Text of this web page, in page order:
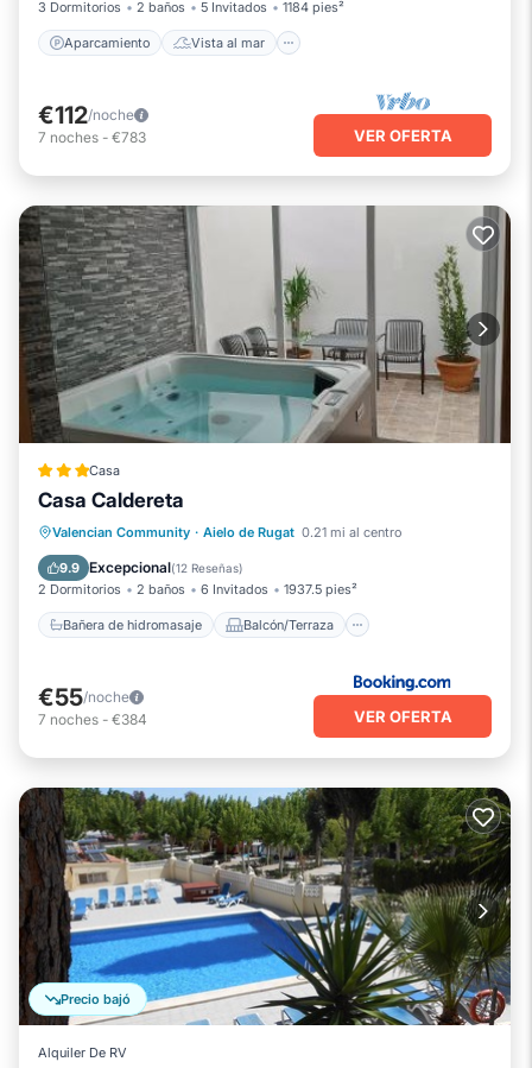
3 Dormitorios 2 baños 5 Invitados 1184 pies²
Aparcamiento Vista al mar
€112/noche
7 noches - €783 VER OFERTA
Casa
Casa Caldereta
Valencian Community · Aielo de Rugat 0.21 mi al centro
9.9 Excepcional(12 Reseñas)
2 Dormitorios 2 baños 6 Invitados 1937.5 pies²
Bañera de hidromasaje Balcón/Terraza
Bañera de hidromasaje
Aire acondicionado
Se admiten mascotas
€55/noche
7 noches - €384 VER OFERTA
Precio bajó
Alquiler De RV